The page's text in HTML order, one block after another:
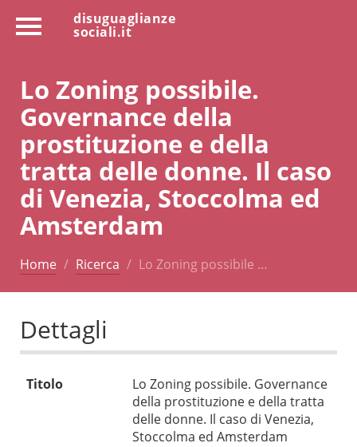
disuguaglianze
sociali.it
Lo Zoning possibile.
Governance della
prostituzione e della
tratta delle donne. Il caso
di Venezia, Stoccolma ed
Amsterdam
Home Ricerca Lo Zoning possibile …
Dettagli
Titolo
Lo Zoning possibile. Governance
della prostituzione e della tratta
delle donne. Il caso di Venezia,
Stoccolma ed Amsterdam